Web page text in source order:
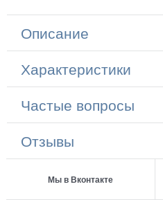
Описание
Характеристики
Частые вопросы
Отзывы
Мы в Вконтакте